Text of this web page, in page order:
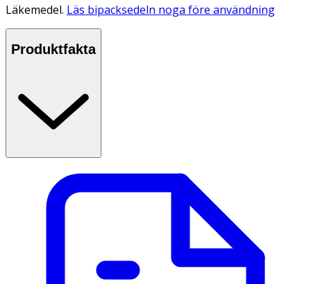
Läkemedel. Läs bipacksedeln noga före användning
Produktfakta